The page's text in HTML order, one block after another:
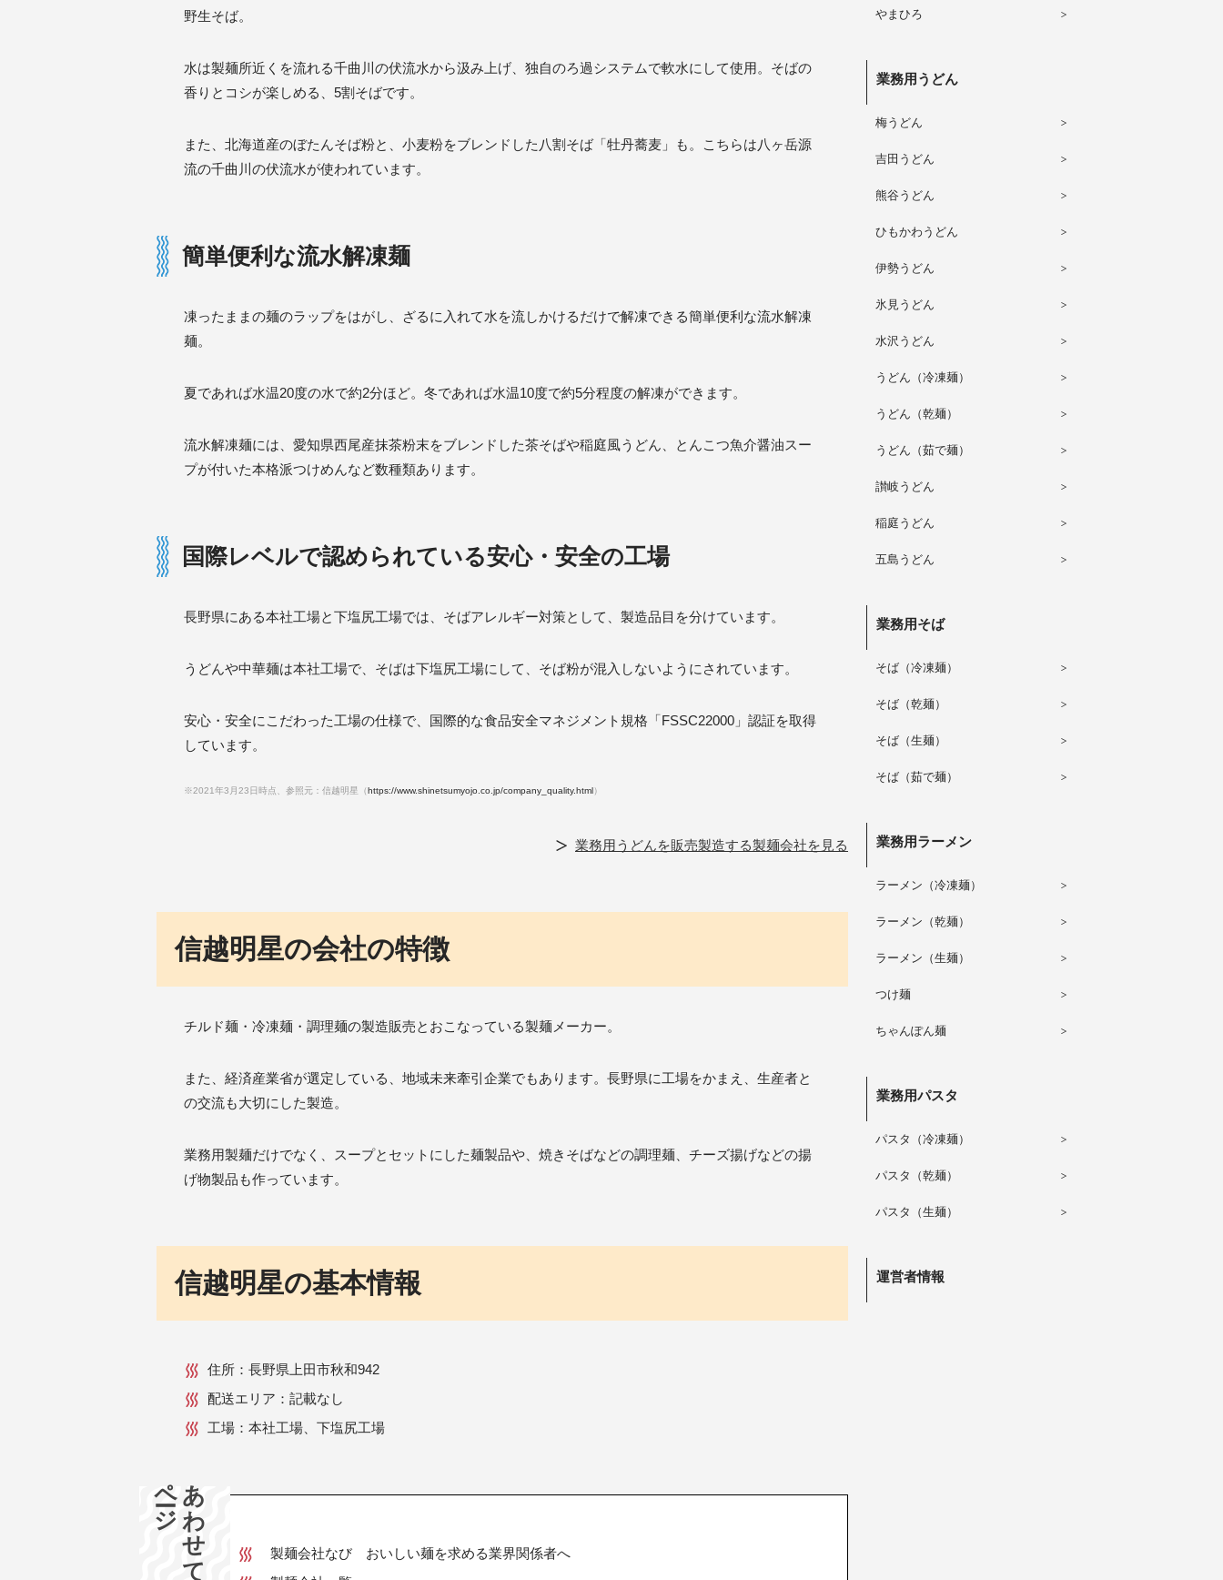
野生そば。
水は製麺所近くを流れる千曲川の伏流水から汲み上げ、独自のろ過システムで軟水にして使用。そばの
香りとコシが楽しめる、5割そばです。
また、北海道産のぼたんそば粉と、小麦粉をブレンドした八割そば「牡丹蕎麦」も。こちらは八ヶ岳源
流の千曲川の伏流水が使われています。
簡単便利な流水解凍麺
凍ったままの麺のラップをはがし、ざるに入れて水を流しかけるだけで解凍できる簡単便利な流水解凍
麺。
夏であれば水温20度の水で約2分ほど。冬であれば水温10度で約5分程度の解凍ができます。
流水解凍麺には、愛知県西尾産抹茶粉末をブレンドした茶そばや稲庭風うどん、とんこつ魚介醤油スー
プが付いた本格派つけめんなど数種類あります。
国際レベルで認められている安心・安全の工場
長野県にある本社工場と下塩尻工場では、そばアレルギー対策として、製造品目を分けています。
うどんや中華麺は本社工場で、そばは下塩尻工場にして、そば粉が混入しないようにされています。
安心・安全にこだわった工場の仕様で、国際的な食品安全マネジメント規格「FSSC22000」認証を取得
しています。
※2021年3月23日時点、参照元：信越明星（https://www.shinetsumyojo.co.jp/company_quality.html）
業務用うどんを販売製造する製麺会社を見る
信越明星の会社の特徴
チルド麺・冷凍麺・調理麺の製造販売とおこなっている製麺メーカー。
また、経済産業省が選定している、地域未来牽引企業でもあります。長野県に工場をかまえ、生産者と
の交流も大切にした製造。
業務用製麺だけでなく、スープとセットにした麺製品や、焼きそばなどの調理麺、チーズ揚げなどの揚
げ物製品も作っています。
信越明星の基本情報
住所：長野県上田市秋和942
配送エリア：記載なし
工場：本社工場、下塩尻工場
ージ
製麺会社なび おいしい麺を求める業界関係者へ
やまひろ
業務用うどん
梅うどん
吉田うどん
熊谷うどん
ひもかわうどん
伊勢うどん
氷見うどん
水沢うどん
うどん（冷凍麺）
うどん（乾麺）
うどん（茹で麺）
讃岐うどん
稲庭うどん
五島うどん
業務用そば
そば（冷凍麺）
そば（乾麺）
そば（生麺）
そば（茹で麺）
業務用ラーメン
ラーメン（冷凍麺）
ラーメン（乾麺）
ラーメン（生麺）
つけ麺
ちゃんぽん麺
業務用パスタ
パスタ（冷凍麺）
パスタ（乾麺）
パスタ（生麺）
運営者情報